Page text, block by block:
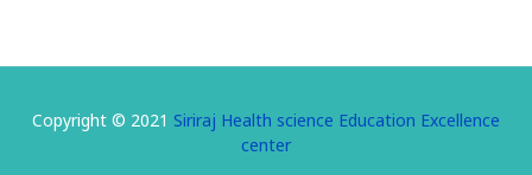
Copyright © 2021 Siriraj Health science Education Excellence
center